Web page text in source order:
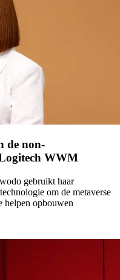
de non-
WWM
gebruikt haar
om de metaverse
helpen opbouwen